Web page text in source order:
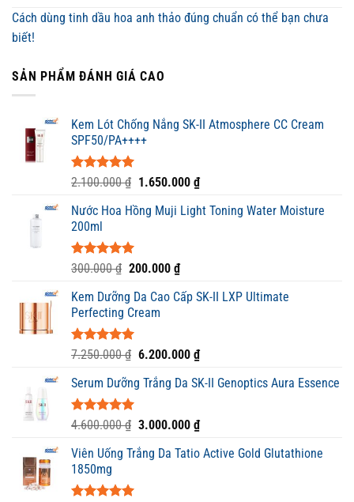
Cách dùng tinh dầu hoa anh thảo đúng chuẩn có thể bạn chưa
biết!
SẢN PHẨM ĐÁNH GIÁ CAO
Kem Lót Chống Nắng SK-II Atmosphere CC Cream
SPF50/PA++++
Được xếp
5 sao
2.100.000₫ Giá
là:
1.650.000 ₫Giá
tại
Nước Hoa Hồng Muji Light Toning Water Moisture
200ml
Được xếp
5.00
5 sao
300.000₫ Giá
là:
300.000 ₫.
200.000 ₫Giá
tại
Kem Dưỡng Da Cao Cấp SK-II LXP Ultimate
Perfecting Cream
Được xếp
5 sao
7.250.000₫ Giá
là:
6.200.000 ₫Giá
tại
6.200.000 ₫.
Serum Dưỡng Trắng Da SK-II Genoptics Aura Essence
Được xếp
5 sao
4.600.000₫ Giá
là:
3.000.000 ₫Giá
tại
Viên Uống Trắng Da Tatio Active Gold Glutathione
1850mg